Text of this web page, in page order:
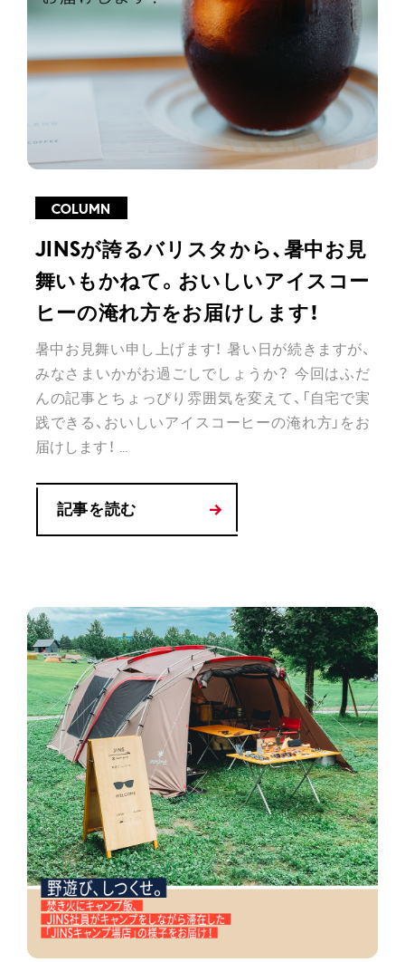
COLUMN
JINSが誇るバリスタから、暑中お見
舞いもかねて。おいしいアイスコー
ヒーの淹れ方をお届けします！
暑中お見舞い申し上げます！ 暑い日が続きますが、
みなさまいかがお過ごしでしょうか？ 今回はふだ
んの記事とちょっぴり雰囲気を変えて、「自宅で実
践できる、おいしいアイスコーヒーの淹れ方」をお
届けします！ ...
記事を読む